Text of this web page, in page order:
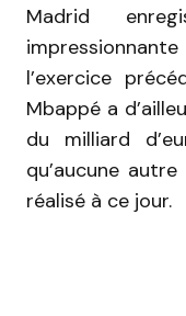
Madrid
l’exercice
Mbappé a
du milliard
qu’aucune
réalisé à ce jour.